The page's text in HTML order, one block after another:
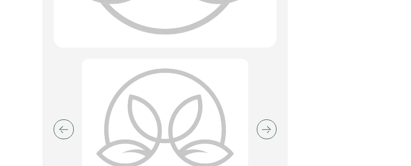
Декоративные вазы, кашпо